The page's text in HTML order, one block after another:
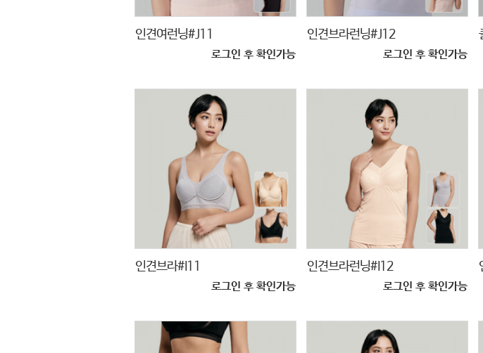
인견여런닝#J11
로그인 후 확인가능
인견브라런닝#J12
로그인 후 확인가능
인견브라#I11
로그인 후 확인가능
인견브라런닝#I12
로그인 후 확인가능